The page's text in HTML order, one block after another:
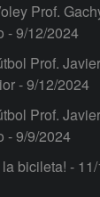
Prof.
- 9/12/2024
Prof.
- 9/12/2024
Prof.
- 9/9/2024
bicileta! -